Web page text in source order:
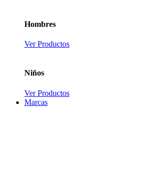
Hombres
Ver Productos
Niños
Ver Productos
Marcas